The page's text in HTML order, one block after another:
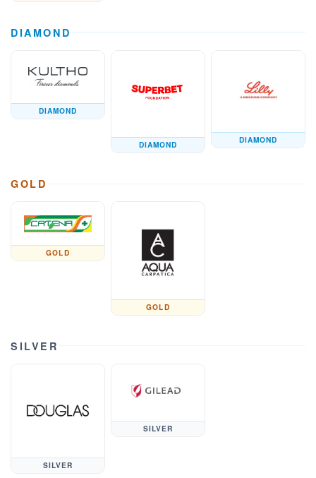
DIAMOND
DIAMOND
DIAMOND
DIAMOND
GOLD
GOLD
GOLD
SILVER
SILVER
SILVER